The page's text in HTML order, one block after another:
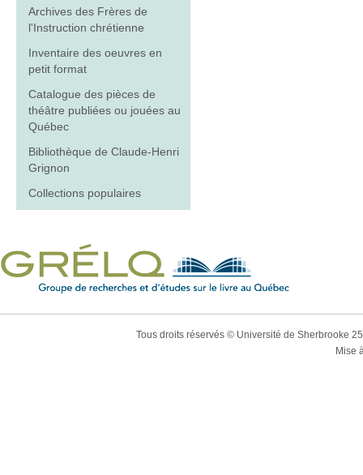
Archives des Frères de
l'Instruction chrétienne
Inventaire des oeuvres en
petit format
Catalogue des pièces de
théâtre publiées ou jouées au
Québec
Bibliothèque de Claude-Henri
Grignon
Collections populaires
Tous droits réservés © Université de Sherbrooke
Mise